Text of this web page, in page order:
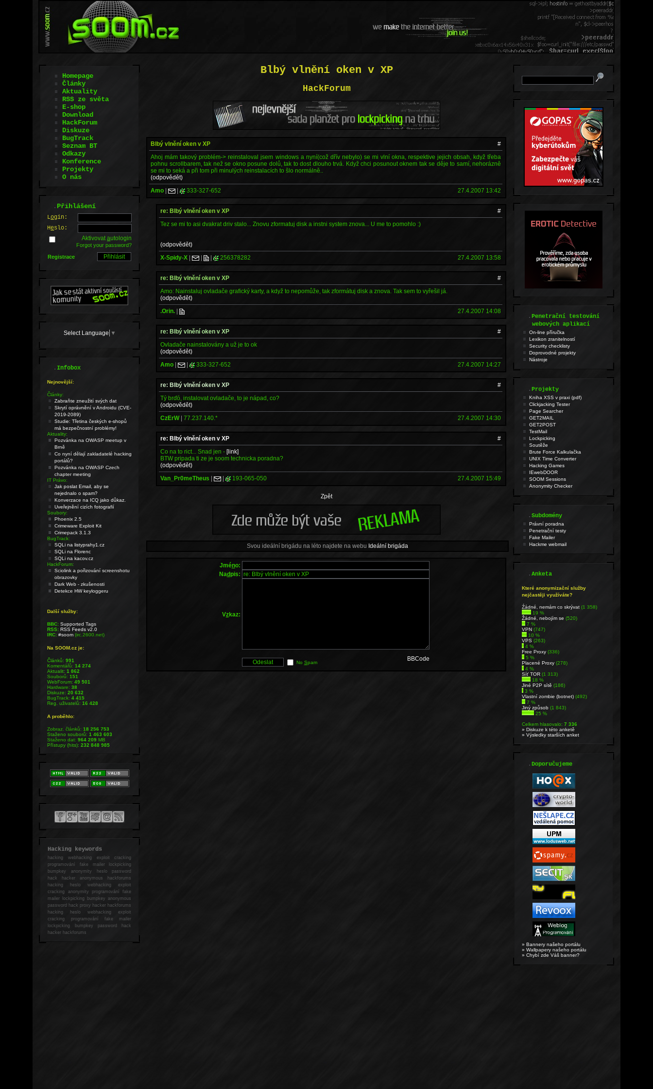
Blbý vlnění oken v XP
HackForum
Blbý vlnění oken v XP
#
Ahoj mám takový problém-> reinstaloval jsem windows a nyní(což dřív nebylo) se mi vlní okna, respektive jejich obsah, když třeba
pohnu scrollbarem, tak než se okno posune dolů, tak to dost dlouho trvá. Když chci posunout oknem tak se děje to samí, nehorázně
se mi to seká a při tom při minulých reinstalacích to šlo normálně..
(odpovědět)
Amo | | 333-327-652 27.4.2007 13:42
re: Blbý vlnění oken v XP
#
Tez se mi to asi dvakrat driv stalo... Znovu zformatuj disk a instni system znova... U me to pomohlo :)
(odpovědět)
X-Spidy-X | | | 256378282 27.4.2007 13:58
re: Blbý vlnění oken v XP
#
Amo: Nainstaluj ovladače grafický karty, a když to nepomůže, tak zformátuj disk a znova. Tak sem to vyřešil já.
(odpovědět)
.Orin. | 27.4.2007 14:08
re: Blbý vlnění oken v XP
#
Ovladače nainstalovány a už je to ok
(odpovědět)
Amo | | 333-327-652 27.4.2007 14:27
re: Blbý vlnění oken v XP
#
Tý brďó, instalovat ovladače, to je nápad, co?
(odpovědět)
CzErW|77.237.140.* 27.4.2007 14:30
re: Blbý vlnění oken v XP
#
Co na to rict... Snad jen -[link]
BTW pripada ti ze je soom technicka poradna?
(odpovědět)
Van_Pr0meTheus | | 193-065-050 27.4.2007 15:49
Zpět
Svou ideální brigádu na léto najdete na webu Ideální brigáda
Jméno:
Nadpis:
Vzkaz:
No Spam
BBCode
Homepage
Články
Aktuality
RSS ze světa
E-shop
Download
HackForum
Diskuze
BugTrack
Seznam BT
Odkazy
Konference
Projekty
O nás
.Přihlášení
Login:
Heslo:
Aktivovatautologin
Forgot your password?
Registrace
Select Language ▼
.Infobox
Nejnovější:
Články:
Zabraňte zneužití svých dat
Skrytí oprávnění v Androidu (CVE-
2019-2089)
Studie: Třetina českých e-shopů
má bezpečnostní problémy!
Aktuality:
Pozvánka na OWASP meetup v
Brně
Co nyní dělají zakladatelé hacking
portálů?
Pozvánka na OWASP Czech
chapter meeting
IT Právo:
Jak poslat Email, aby se
nejednalo o spam?
Konverzace na ICQ jako důkaz.
Uveřejnění cizích fotografií
Soubory:
Phoenix 2.5
Crimeware Exploit Kit
Crimepack 3.1.3
BugTrack:
SQLi na listyprahy1.cz
SQLi na Florenc
SQLi na kacov.cz
HackForum:
Sciolink a pořizování screenshotu
obrazovky
Dark Web - zkušenosti
Detekce HW keyloggeru
Další služby:
BBC: Supported Tags
RSS: RSS Feeds v2.0
IRC: #soom(irc.2600.net)
Na SOOM.cz je:
Článků:991
Komentářů:14 274
Aktualit:1 862
Souborů:151
WebForum:49 501
Hardware:38
Diskuze:20 632
BugTrack:4 415
Reg. uživatelů:16 428
A proběhlo:
Zobraz. článků:18 256 753
Staženo souborů:1 463 603
Staženo dat:964 209MB
Přístupy (hits):232 848 985
Hacking keywords
hackingwebhacking exploit cracking
programování fake mailer lockpicking
bumpkey anonymity heslo password
hackhacker anonymous hackforums
hackingheslo webhacking exploit
cracking anonymity programování fake
mailer lockpicking bumpkey anonymous
password hack proxy hacker hackforums
hacking heslo webhacking exploit
cracking programování fake mailer
lockpicking bumpkey password hack
hackerhackforums
.Penetrační testování
webových aplikací
On-line příručka
Lexikon zranitelností
Security checklisty
Doprovodné projekty
Nástroje
.Projekty
Kniha XSS v praxi (pdf)
Clickjacking Tester
Page Searcher
GET2MAIL
GET2POST
TestMail
Lockpicking
Soutěže
Brute Force Kalkulačka
UNIX Time Converter
Hacking Games
IEwebDOOR
SOOM Sessions
Anonymity Checker
.Subdomény
Právní poradna
Penetrační testy
Fake Mailer
Hackme webmail
.Anketa
Které anonymizační služby
nejčastěji využíváte?
Źádné, nemám co skrývat(1 358)
19 %
Žádné, nebojím se(520)
7 %
VPN(747)
10 %
VPS(263)
4 %
Free Proxy(336)
5 %
Placené Proxy(278)
4 %
Síť TOR(1 313)
18 %
Jiné P2P sítě(186)
3 %
Vlastní zombie (botnet)(492)
7 %
Jiný způsob(1 843)
25 %
Celkem hlasovalo:7 336
» Diskuze k této anketě
» Výsledky starších anket
.Doporučujeme
» Bannery našeho portálu
» Wallpapery našeho portálu
» Chybí zde Váš banner?